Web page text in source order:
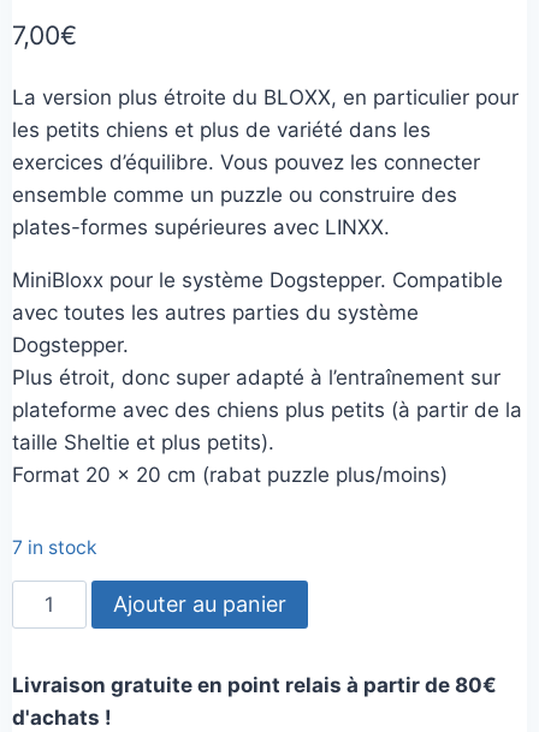
7,00€
La version plus étroite du BLOXX, en particulier pour
les petits chiens et plus de variété dans les
exercices d’équilibre. Vous pouvez les connecter
ensemble comme un puzzle ou construire des
plates-formes supérieures avec LINXX.
MiniBloxx pour le système Dogstepper. Compatible
avec toutes les autres parties du système
Dogstepper.
Plus étroit, donc super adapté à l’entraînement sur
plateforme avec des chiens plus petits (à partir de la
taille Sheltie et plus petits).
Format 20 x 20 cm (rabat puzzle plus/moins)
7 in stock
quantité
de
Bloxx
Ajouter au panier
Livraison gratuite en point relais à partir de 80€
d'achats !